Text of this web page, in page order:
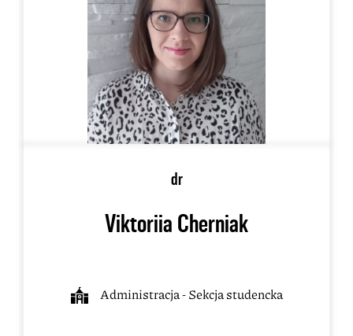
dr
Viktoriia Cherniak
Administracja - Sekcja studencka